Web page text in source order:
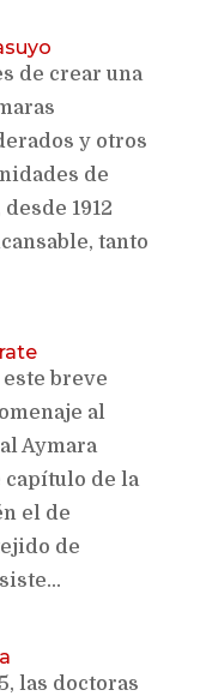
de crear una
y otros
de
1912
tanto
breve
al
Aymara
de la
el de
de
las doctoras